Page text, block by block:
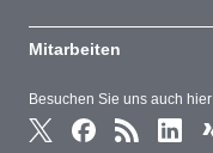
Besuchen Sie uns auch hier
Mitarbeiten